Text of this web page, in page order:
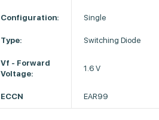
Configuration: Single
Type: Switching Diode
Vf - Forward
Voltage:
1.6 V
ECCN EAR99